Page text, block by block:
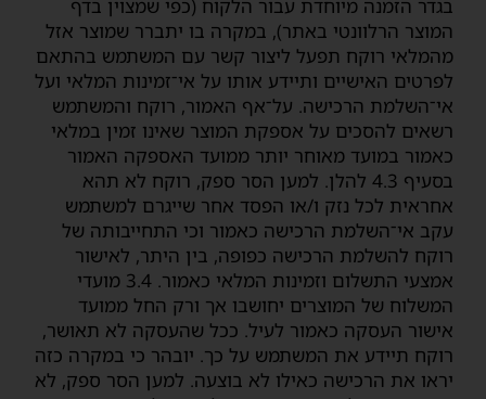
בגדר הזמנה מיוחדת עבור הלקוח (כפי שמצוין בדף
המוצר הרלוונטי באתר), במקרה בו יתברר שמוצר אזל
מהמלאי רוקח תפעל ליצור קשר עם המשתמש בהתאם
לפרטים האישיים ותיידע אותו על אי־זמינות המלאי ועל
אי־השלמת הרכישה. על־אף האמור, רוקח והמשתמש
רשאים להסכים על אספקת המוצר שאינו זמין במלאי
כאמור במועד מאוחר יותר ממועד האספקה האמור
בסעיף ‎4.3 להלן. למען הסר ספק, רוקח לא תהא
אחראית לכל נזק ו/או הפסד אחר שייגרם למשתמש
עקב אי־השלמת הרכישה כאמור וכי התחייבותה של
רוקח להשלמת הרכישה כפופה, בין היתר, לאישור
אמצעי התשלום וזמינות המלאי כאמור. 3.4 מועדי
המשלוח של המוצרים יחושבו אך ורק החל ממועד
אישור העסקה כאמור לעיל. ככל שהעסקה לא תאושר,
רוקח תיידע את המשתמש על כך. יובהר כי במקרה כזה
יראו את הרכישה כאילו לא בוצעה. למען הסר ספק, לא